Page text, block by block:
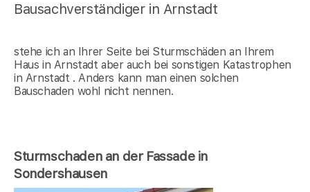
Bausachverständiger in Arnstadt
stehe ich an Ihrer Seite bei Sturmschäden an Ihrem
Haus in Arnstadt aber auch bei sonstigen Katastrophen
in Arnstadt . Anders kann man einen solchen
Bauschaden wohl nicht nennen.
Sturmschaden an der Fassade in
Sondershausen